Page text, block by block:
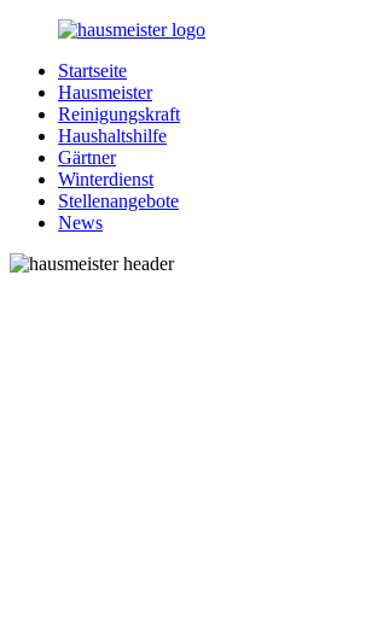
Zurück
Inhalt
Hausmeister.de
Alles
rund
Ihren
Haushalt
Startseite
Hausmeister
Reinigungskraft
Haushaltshilfe
Gärtner
Winterdienst
Stellenangebote
News